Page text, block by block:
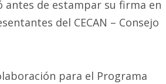
de estampar su firma en
del CECAN – Consejo
para el Programa